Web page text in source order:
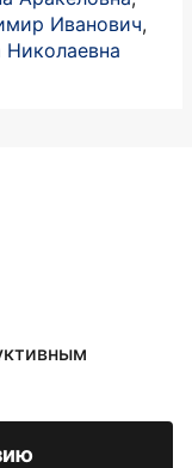
Иванович,